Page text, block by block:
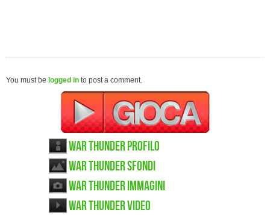
You must be logged in to post a comment.
War Thunder Profilo
War Thunder sfondi
War Thunder immagini
War Thunder video